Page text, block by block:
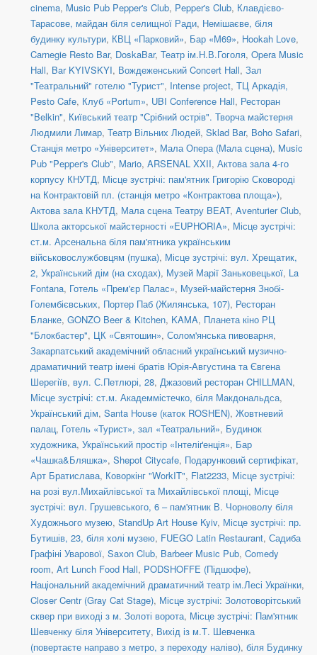
cinema, Music Pub Pepper's Club, Pepper's Club, Клавдієво-
Тарасове, майдан біля селищної Ради, Немішаєве, біля
будинку культури, КВЦ «Парковий», Бар «М69», Hookah Love,
Carnegie Resto Bar, DoskaBar, Театр ім.Н.В.Гоголя, Opera Music
Hall, Bar KYIVSKYI, Вождеженський Concert Hall, Зал
"Театральний" готелю "Турист", Intense project, ТЦ Аркадія,
Pesto Cafe, Клуб «Portum», UBI Conference Hall, Ресторан
"Belkin", Київський театр "Срібний острів". Творча майстерня
Людмили Лимар, Театр Вільних Людей, Sklad Bar, Boho Safari,
Станція метро «Університет», Мала Опера (Мала сцена), Music
Pub "Pepper's Club", Mario, ARSENAL XXII, Актова зала 4-го
корпусу КНУТД, Місце зустрічі: пам'ятник Григорію Сковороді
на Контрактовій пл. (станція метро «Контрактова площа»),
Актова зала КНУТД, Мала сцена Театру BEAT, Aventurier Club,
Школа акторської майстерності «EUPHORIA», Місце зустрічі:
ст.м. Арсенальна біля пам'ятника українським
військовослужбовцям (пушка), Місце зустрічі: вул. Хрещатик,
2, Український дім (на сходах), Музей Марії Заньковецької, La
Fontana, Готель «Прем'єр Палас», Музей-майстерня Знобі-
Голембієвських, Портер Паб (Жилянська, 107), Ресторан
Бланке, GONZO Beer & Kitchen, KAMA, Планета кіно РЦ
"Блокбастер", ЦК «Святошин», Солом'янська пивоварня,
Закарпатський академічний обласний український музично-
драматичний театр імені братів Юрія-Августина та Євгена
Шерегіїв, вул. С.Петлюрі, 28, Джазовий ресторан CHILLMAN,
Місце зустрічі: ст.м. Академмістечко, біля Макдональдса,
Український дім, Santa House (каток ROSHEN), Жовтневий
палац, Готель «Турист», зал «Театральний», Будинок
художника, Український простір «Інтеліґенція», Бар
«Чашка&Бляшка», Shepot Citycafe, Подарунковий сертифікат,
Арт Братислава, Коворкінг "WorkIT", Flat2233, Місце зустрічі:
на розі вул.Михайлівської та Михайлівської площі, Місце
зустрічі: вул. Грушевського, 6 – пам'ятник В. Чорноволу біля
Художнього музею, StandUp Art House Kyiv, Місце зустрічі: пр.
Бутишів, 23, біля холі музею, FUEGO Latin Restaurant, Садиба
Графіні Уварової, Saxon Club, Barbeer Music Pub, Comedy
room, Art Lunch Food Hall, PODSHOFFE (Підшофе),
Національний академічний драматичний театр ім.Лесі Українки,
Closer Centr (Gray Cat Stage), Місце зустрічі: Золотоворітський
сквер при виході з м. Золоті ворота, Місце зустрічі: Пам'ятник
Шевченку біля Університету, Вихід із м.Т. Шевченка
(повертаєте направо з метро, з переходу наліво), біля Будинку